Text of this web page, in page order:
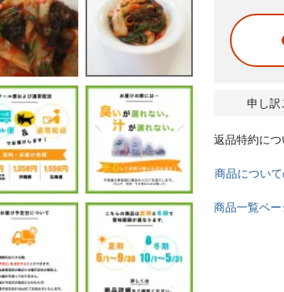
申し訳
返品特約につ
商品につい
商品一覧ペ